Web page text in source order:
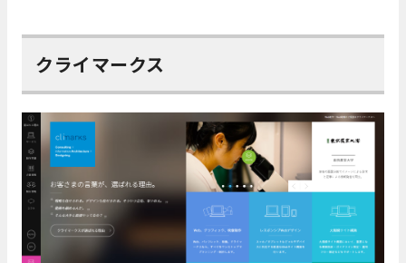
クライマークス